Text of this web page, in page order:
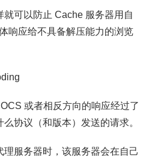
可以防止 Cache 服务器用自
响应给不具备解压能力的浏览
或者相反方向的响应经过了
协议（和版本）发送的请求。
服务器时，该服务器会在自己